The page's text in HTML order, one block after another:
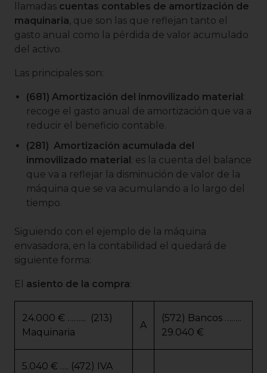
llamadas cuentas contables de amortización de
maquinaria, que son las que reflejan tanto el
gasto anual como la pérdida de valor acumulado
del activo.
Las principales son:
(681) Amortización del inmovilizado material:
recoge el gasto anual de amortización que va a
reducir el beneficio contable.
(281) Amortización acumulada del
inmovilizado material: es la cuenta del balance
que va a reflejar la disminución de valor de la
máquina que se va acumulando a lo largo del
tiempo.
Siguiendo con el ejemplo de la máquina
envasadora, en la contabilidad el quedará de
siguiente forma:
El asiento de la compra:
24.000 € ……... (213)
Maquinaria
A
(572) Bancos ……..
29.040 €
5.040 € …. (472) IVA